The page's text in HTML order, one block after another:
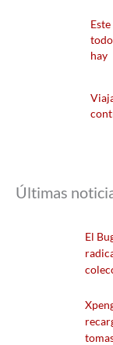
hay
Últimas
El